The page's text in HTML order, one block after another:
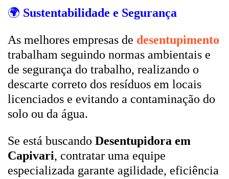
🌍 Sustentabilidade e Segurança
As melhores empresas de desentupimento
trabalham seguindo normas ambientais e
de segurança do trabalho, realizando o
descarte correto dos resíduos em locais
licenciados e evitando a contaminação do
solo ou da água.
Se está buscando Desentupidora em
Capivari, contratar uma equipe
especializada garante agilidade, eficiência